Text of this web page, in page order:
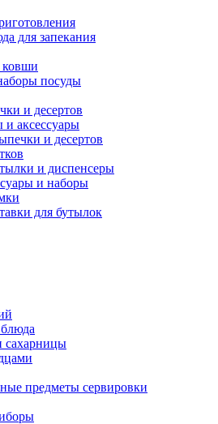
для запекания
посуды
и десертов
аксессуары
и десертов
и диспенсеры
и наборы
для бутылок
предметы сервировки